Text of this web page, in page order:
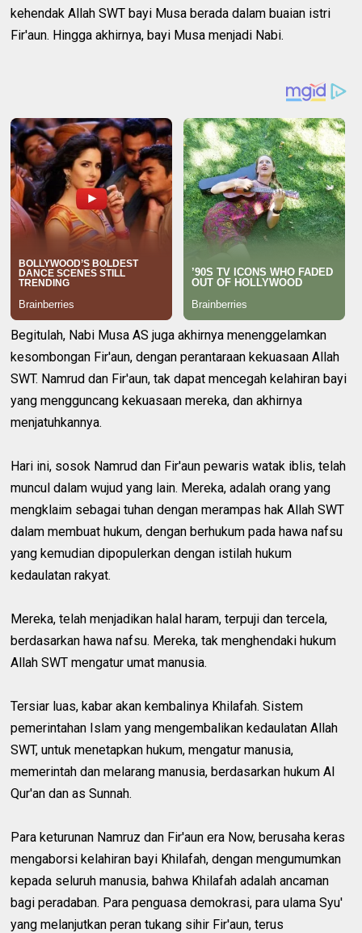
kehendak Allah SWT bayi Musa berada dalam buaian istri
Fir'aun. Hingga akhirnya, bayi Musa menjadi Nabi.
Begitulah, Nabi Musa AS juga akhirnya menenggelamkan
kesombongan Fir'aun, dengan perantaraan kekuasaan Allah
SWT. Namrud dan Fir'aun, tak dapat mencegah kelahiran bayi
yang mengguncang kekuasaan mereka, dan akhirnya
menjatuhkannya.
Hari ini, sosok Namrud dan Fir'aun pewaris watak iblis, telah
muncul dalam wujud yang lain. Mereka, adalah orang yang
mengklaim sebagai tuhan dengan merampas hak Allah SWT
dalam membuat hukum, dengan berhukum pada hawa nafsu
yang kemudian dipopulerkan dengan istilah hukum
kedaulatan rakyat.
Mereka, telah menjadikan halal haram, terpuji dan tercela,
berdasarkan hawa nafsu. Mereka, tak menghendaki hukum
Allah SWT mengatur umat manusia.
Tersiar luas, kabar akan kembalinya Khilafah. Sistem
pemerintahan Islam yang mengembalikan kedaulatan Allah
SWT, untuk menetapkan hukum, mengatur manusia,
memerintah dan melarang manusia, berdasarkan hukum Al
Qur'an dan as Sunnah.
Para keturunan Namruz dan Fir'aun era Now, berusaha keras
mengaborsi kelahiran bayi Khilafah, dengan mengumumkan
kepada seluruh manusia, bahwa Khilafah adalah ancaman
bagi peradaban. Para penguasa demokrasi, para ulama Syu'
yang melanjutkan peran tukang sihir Fir'aun, terus